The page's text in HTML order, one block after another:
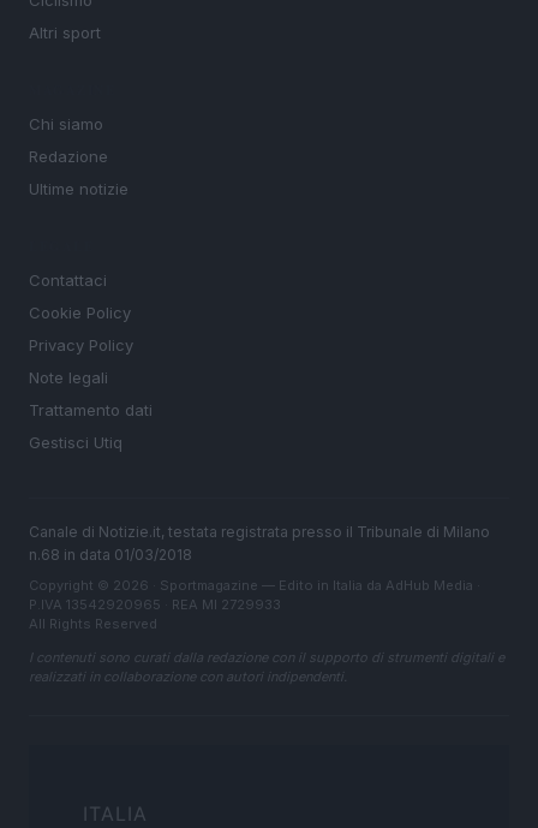
Altri sport
Chi siamo
Redazione
Ultime notizie
Contattaci
Cookie Policy
Privacy Policy
Note legali
Trattamento dati
Gestisci Utiq
Canale di Notizie.it, testata registrata presso il Tribunale di Milano
n.68 in data 01/03/2018
Copyright © 2026 · Sportmagazine — Edito in Italia da AdHub Media
P.IVA 13542920965 · REA MI 2729933
All Rights Reserved
I contenuti sono curati dalla redazione con il supporto di strumenti digitali e
realizzati in collaborazione con autori indipendenti.
ITALIA